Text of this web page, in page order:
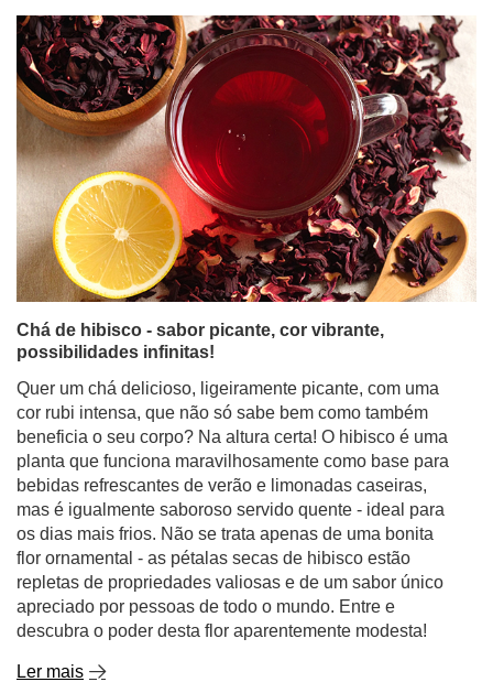
Chá de hibisco - sabor picante, cor vibrante,
possibilidades infinitas!
Quer um chá delicioso, ligeiramente picante, com uma
cor rubi intensa, que não só sabe bem como também
beneficia o seu corpo? Na altura certa! O hibisco é uma
planta que funciona maravilhosamente como base para
bebidas refrescantes de verão e limonadas caseiras,
mas é igualmente saboroso servido quente - ideal para
os dias mais frios. Não se trata apenas de uma bonita
flor ornamental - as pétalas secas de hibisco estão
repletas de propriedades valiosas e de um sabor único
apreciado por pessoas de todo o mundo. Entre e
descubra o poder desta flor aparentemente modesta!
Ler mais